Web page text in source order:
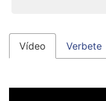
Vídeo Verbete